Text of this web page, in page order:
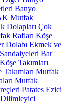
Banyo
Mutfak
Dolapları Çok
Rafları Köşe
Dolabı Ekmek ve
Bar
Takımları
Takımları Mutfak
Mutfak
Patates Ezici
Dilimleyici